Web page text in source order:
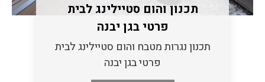
תכנון והום סטיילינג לבית
פרטי בגן יבנה
תכנון נגרות מטבח והום סטיילינג לבית
פרטי בגן יבנה